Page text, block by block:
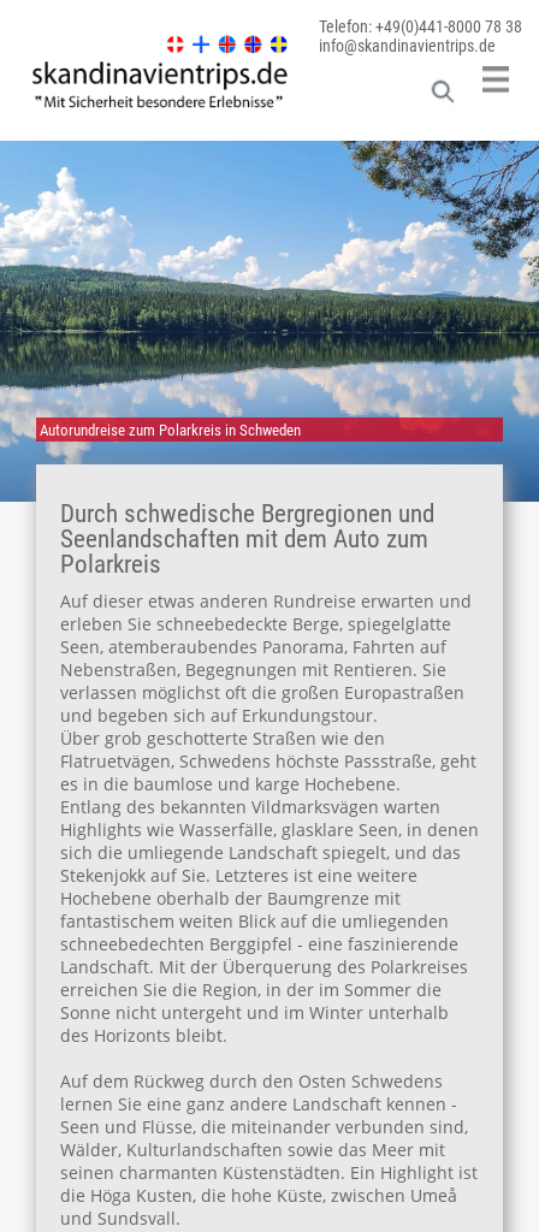
Telefon: +49(0)441-8000 78 38
info@skandinavientrips.de
Autorundreise zum Polarkreis in Schweden
Durch schwedische Bergregionen und
Seenlandschaften mit dem Auto zum
Polarkreis
Auf dieser etwas anderen Rundreise erwarten und
erleben Sie schneebedeckte Berge, spiegelglatte
Seen, atemberaubendes Panorama, Fahrten auf
Nebenstraßen, Begegnungen mit Rentieren. Sie
verlassen möglichst oft die großen Europastraßen
und begeben sich auf Erkundungstour.
Über grob geschotterte Straßen wie den
Flatruetvägen, Schwedens höchste Passstraße, geht
es in die baumlose und karge Hochebene.
Entlang des bekannten Vildmarksvägen warten
Highlights wie Wasserfälle, glasklare Seen, in denen
sich die umliegende Landschaft spiegelt, und das
Stekenjokk auf Sie. Letzteres ist eine weitere
Hochebene oberhalb der Baumgrenze mit
fantastischem weiten Blick auf die umliegenden
schneebedechten Berggipfel - eine faszinierende
Landschaft. Mit der Überquerung des Polarkreises
erreichen Sie die Region, in der im Sommer die
Sonne nicht untergeht und im Winter unterhalb
des Horizonts bleibt.
Auf dem Rückweg durch den Osten Schwedens
lernen Sie eine ganz andere Landschaft kennen -
Seen und Flüsse, die miteinander verbunden sind,
Wälder, Kulturlandschaften sowie das Meer mit
seinen charmanten Küstenstädten. Ein Highlight ist
die Höga Kusten, die hohe Küste, zwischen Umeå
und Sundsvall.